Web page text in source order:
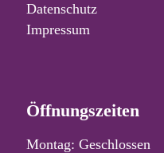
Datenschutz
Impressum
Öffnungszeiten
Montag: Geschlossen